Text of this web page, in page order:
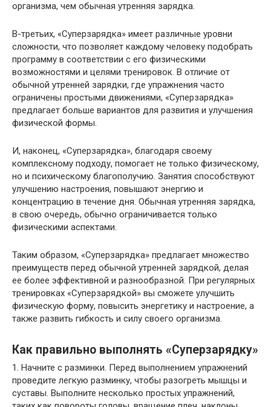
организма, чем обычная утренняя зарядка.
В-третьих, «Суперзарядка» имеет различные уровни
сложности, что позволяет каждому человеку подобрать
программу в соответствии с его физическими
возможностями и целями тренировок. В отличие от
обычной утренней зарядки, где упражнения часто
ограничены простыми движениями, «Суперзарядка»
предлагает больше вариантов для развития и улучшения
физической формы.
И, наконец, «Суперзарядка», благодаря своему
комплексному подходу, помогает не только физическому,
но и психическому благополучию. Занятия способствуют
улучшению настроения, повышают энергию и
концентрацию в течение дня. Обычная утренняя зарядка,
в свою очередь, обычно ограничивается только
физическими аспектами.
Таким образом, «Суперзарядка» предлагает множество
преимуществ перед обычной утренней зарядкой, делая
ее более эффективной и разнообразной. При регулярных
тренировках «Суперзарядкой» вы сможете улучшить
физическую форму, повысить энергетику и настроение, а
также развить гибкость и силу своего организма.
Как правильно выполнять «Суперзарядку»
1. Начните с разминки. Перед выполнением упражнений
проведите легкую разминку, чтобы разогреть мышцы и
суставы. Выполните несколько простых упражнений,